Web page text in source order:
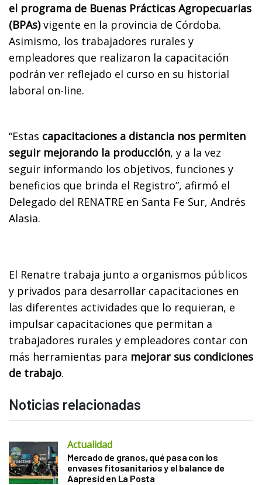
el programa de Buenas Prácticas Agropecuarias
(BPAs)vigente en la provincia de Córdoba.
Asimismo, los trabajadores rurales y
empleadores que realizaron la capacitación
podrán ver reflejado el curso en su historial
laboral on-line.
“Estas capacitaciones a distancia nos permiten
seguir mejorando la producción, y a la vez
seguir informando los objetivos, funciones y
beneficios que brinda el Registro”, afirmó el
Delegado del RENATRE en Santa Fe Sur, Andrés
Alasia.
El Renatre trabaja junto a organismos públicos
y privados para desarrollar capacitaciones en
las diferentes actividades que lo requieran, e
impulsar capacitaciones que permitan a
trabajadores rurales y empleadores contar con
más herramientas para mejorar sus condiciones
de trabajo.
Noticias relacionadas
Actualidad
Mercado de granos, qué pasa con los
envases fitosanitarios y el balance de
Aapresid en La Posta